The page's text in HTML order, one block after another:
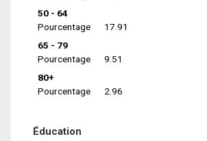
50 - 64
Pourcentage
17.91
65 - 79
Pourcentage
9.51
80+
Pourcentage
2.96
Éducation